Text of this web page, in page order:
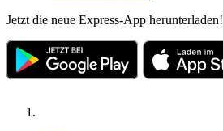
Jetzt die neue Express-App herunterladen!